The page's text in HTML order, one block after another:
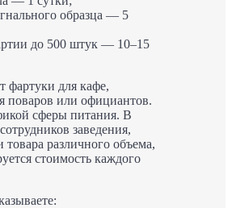
образца — 5
до 500 штук — 10–15
фартуки для кафе,
поваров или официантов.
сферы питания. В
заведения,
товара различного объема,
стоимость каждого